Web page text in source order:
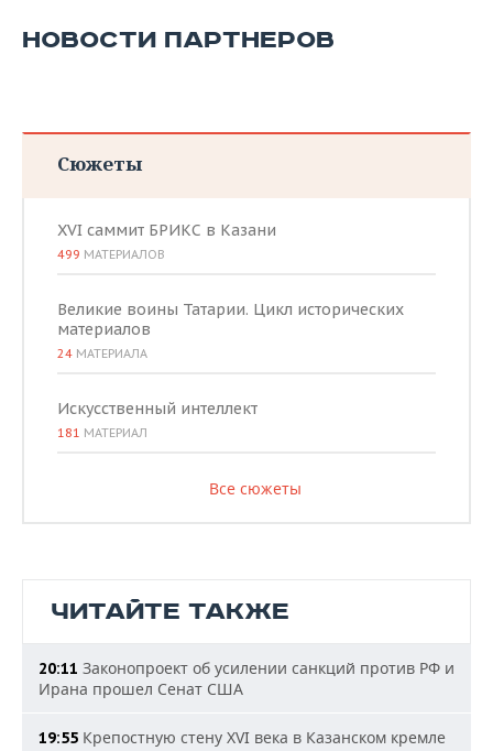
НОВОСТИ ПАРТНЕРОВ
Сюжеты
XVI саммит БРИКС в Казани
499 МАТЕРИАЛОВ
Великие воины Татарии. Цикл исторических
материалов
24 МАТЕРИАЛА
Искусственный интеллект
181 МАТЕРИАЛ
Все сюжеты
ЧИТАЙТЕ ТАКЖЕ
20:11 Законопроект об усилении санкций против РФ и
Ирана прошел Сенат США
19:55 Крепостную стену XVI века в Казанском кремле